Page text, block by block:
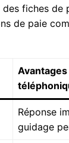
des fiches de
de paie
Réponse
guidage